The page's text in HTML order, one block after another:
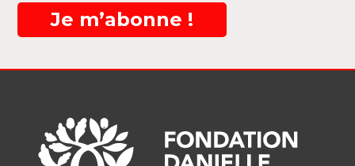
Je m’abonne !